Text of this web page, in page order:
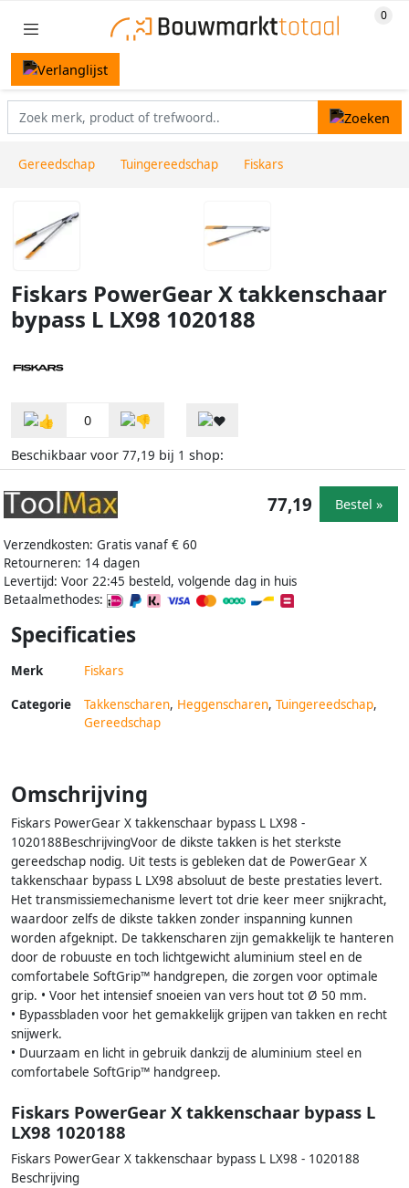
Gereedschap Tuingereedschap Fiskars
Fiskars PowerGear X takkenschaar
bypass L LX98 1020188
0
Beschikbaar voor 77,19 bij 1 shop:
Verzendkosten: Gratis vanaf € 60
Retourneren: 14 dagen
Levertijd: Voor 22:45 besteld, volgende dag in huis
Betaalmethodes:
77,19 Bestel »
Specificaties
Merk Fiskars
Categorie Takkenscharen, Heggenscharen, Tuingereedschap,
Gereedschap
Omschrijving
Fiskars PowerGear X takkenschaar bypass L LX98 -
1020188BeschrijvingVoor de dikste takken is het sterkste
gereedschap nodig. Uit tests is gebleken dat de PowerGear X
takkenschaar bypass L LX98 absoluut de beste prestaties levert.
Het transmissiemechanisme levert tot drie keer meer snijkracht,
waardoor zelfs de dikste takken zonder inspanning kunnen
worden afgeknipt. De takkenscharen zijn gemakkelijk te hanteren
door de robuuste en toch lichtgewicht aluminium steel en de
comfortabele SoftGrip™ handgrepen, die zorgen voor optimale
grip. • Voor het intensief snoeien van vers hout tot Ø 50 mm.
• Bypassbladen voor het gemakkelijk grijpen van takken en recht
snijwerk.
• Duurzaam en licht in gebruik dankzij de aluminium steel en
comfortabele SoftGrip™ handgreep.
Fiskars PowerGear X takkenschaar bypass L
LX98 1020188
Fiskars PowerGear X takkenschaar bypass L LX98 - 1020188
Beschrijving